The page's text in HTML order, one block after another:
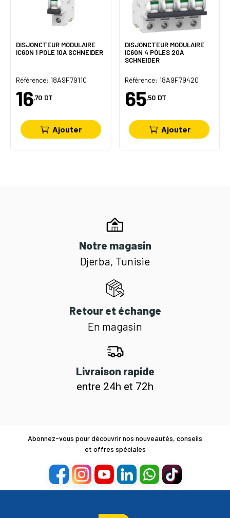
DISJONCTEUR MODULAIRE
IC60N 1 POLE 10A SCHNEIDER
Référence: 18A9F79110
16,70 DT
Ajouter
DISJONCTEUR MODULAIRE
IC60N 4 PÔLES 20A
SCHNEIDER
Référence: 18A9F79420
65,50 DT
Ajouter
Notre magasin
Djerba, Tunisie
Retour et échange
En magasin
Livraison rapide
entre 24h et 72h
Abonnez-vous pour découvrir nos nouveautés, conseils
et offres spéciales